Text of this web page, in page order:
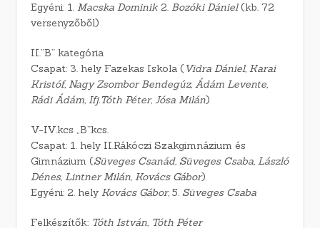
Egyéni: 1. Macska Dominik 2. Bozóki Dániel(kb. 72
versenyzőből)
II.”B” kategória
Csapat: 3. hely Fazekas Iskola (Vidra Dániel, Karai
Kristóf, Nagy Zsombor Bendegúz, Ádám Levente,
Rádi Ádám, Ifj.Tóth Péter, Jósa Milán)
V-IV.kcs „B”kcs.
Csapat: 1. hely II.Rákóczi Szakgimnázium és
Gimnázium (Süveges Csanád, Süveges Csaba, László
Dénes, Lintner Milán, Kovács Gábor)
Egyéni: 2. helyKovács Gábor, 5.Süveges Csaba
Felkészítők: Tóth István, Tóth Péter